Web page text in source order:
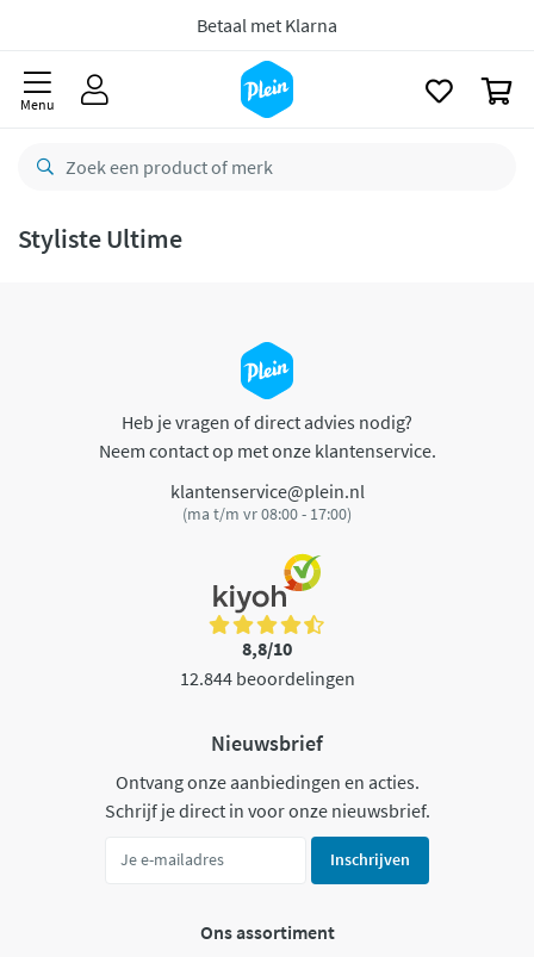
Betaal met Klarna
Menu
Styliste Ultime
Heb je vragen of direct advies nodig?
Neem contact op met onze klantenservice.
klantenservice@plein.nl
(ma t/m vr 08:00 - 17:00)
8,8/10
12.844 beoordelingen
Nieuwsbrief
Ontvang onze aanbiedingen en acties.
Schrijf je direct in voor onze nieuwsbrief.
Inschrijven
Ons assortiment